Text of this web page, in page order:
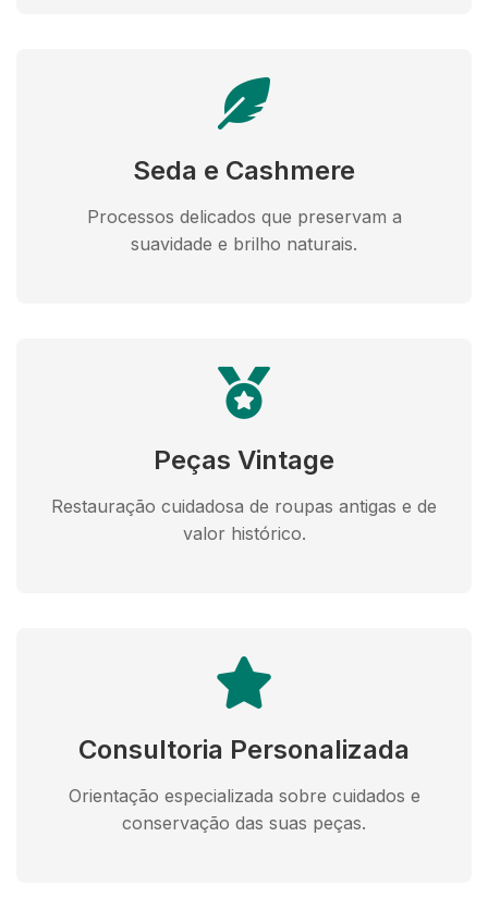
Seda e Cashmere
Processos delicados que preservam a
suavidade e brilho naturais.
Peças Vintage
Restauração cuidadosa de roupas antigas e de
valor histórico.
Consultoria Personalizada
Orientação especializada sobre cuidados e
conservação das suas peças.